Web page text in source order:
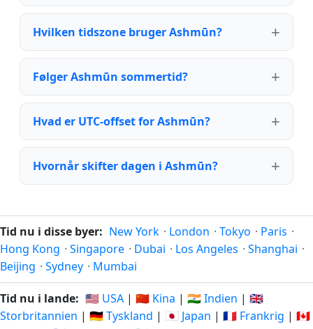
Hvilken tidszone bruger Ashmūn?
Følger Ashmūn sommertid?
Hvad er UTC-offset for Ashmūn?
Hvornår skifter dagen i Ashmūn?
Tid nu i disse byer: New York · London · Tokyo · Paris ·
Hong Kong · Singapore · Dubai · Los Angeles · Shanghai ·
Beijing · Sydney · Mumbai
Tid nu i lande: 🇺🇸 USA | 🇨🇳 Kina | 🇮🇳 Indien | 🇬🇧
Storbritannien | 🇩🇪 Tyskland | 🇯🇵 Japan | 🇫🇷 Frankrig | 🇨🇦